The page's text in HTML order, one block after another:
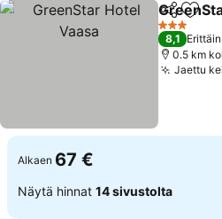
Jaa
3
8,1
0.5 km
Jaettu
Alkaen 67 €
Näytä hinnat 14 sivustolta